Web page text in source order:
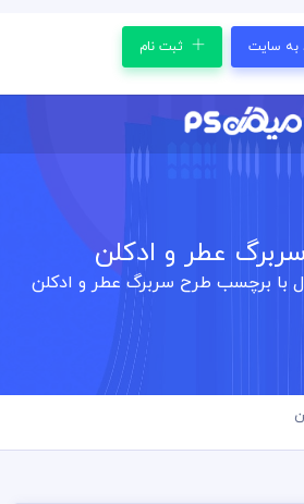
به سایت ثبت نام
عطر و ادکلن
با برچسب طرح سربرگ عطر و ادکلن